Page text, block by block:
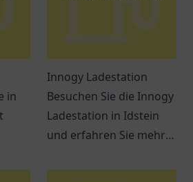
in
Innogy Ladestation
Besuchen Sie die Innogy
Ladestation in Idstein
und erfahren Sie mehr
des Elektroauto Ladens